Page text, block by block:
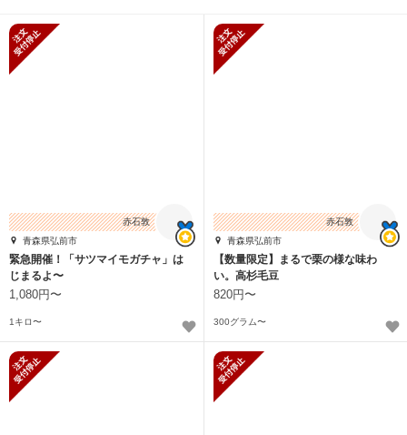
赤石敦
青森県弘前市
緊急開催！「サツマイモガチャ」は
じまるよ〜
1,080円〜
1キロ〜
赤石敦
青森県弘前市
【数量限定】まるで栗の様な味わ
い。高杉毛豆
820円〜
300グラム〜